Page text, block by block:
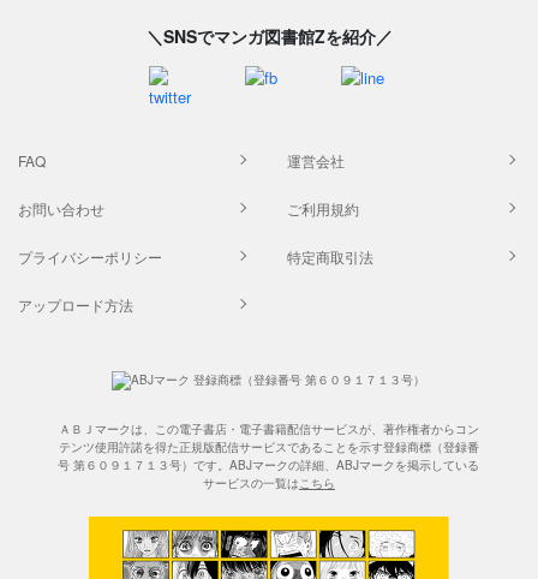
＼SNSでマンガ図書館Zを紹介／
FAQ 運営会社
お問い合わせ ご利用規約
プライバシーポリシー 特定商取引法
アップロード方法
ＡＢＪマークは、この電子書店・電子書籍配信サービスが、著作権者からコン
テンツ使用許諾を得た正規版配信サービスであることを示す登録商標（登録番
号 第６０９１７１３号）です。ABJマークの詳細、ABJマークを掲示している
サービスの一覧はこちら